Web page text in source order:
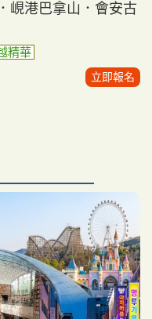
峴港巴拿山．會安古
精華
立即報名